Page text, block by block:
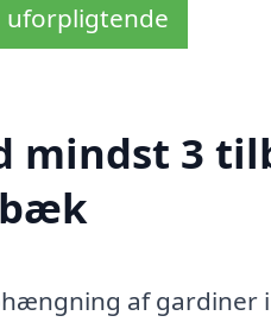
uforpligtende
mindst 3
af gardiner